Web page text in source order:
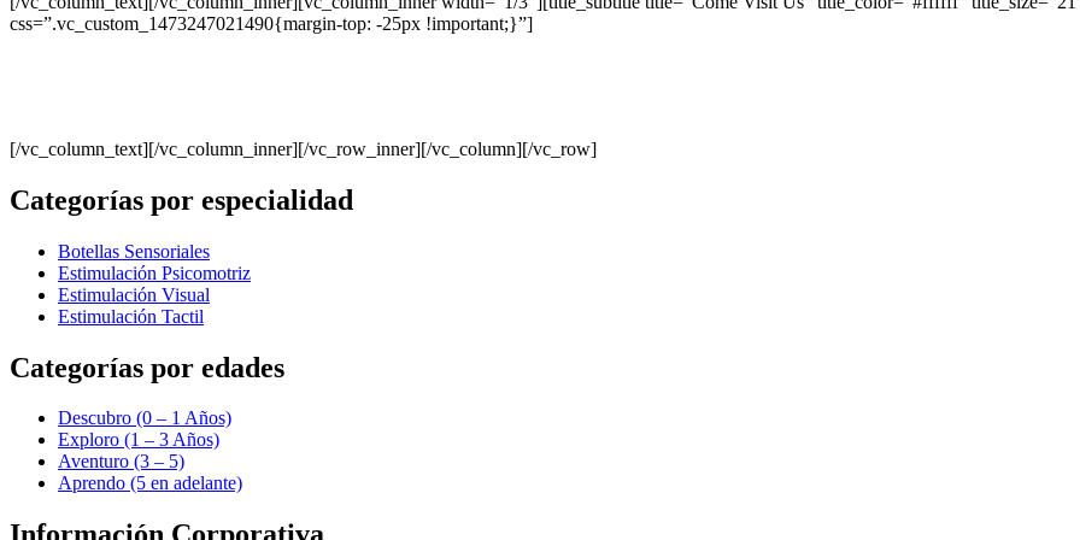
css=”.vc_custom_1473247021490{margin-top: -25px !important;}”]
[/vc_column_text][/vc_column_inner][/vc_row_inner][/vc_column][/vc_row]
Categorías por especialidad
Botellas Sensoriales
Estimulación Psicomotriz
Estimulación Visual
Estimulación Tactil
Categorías por edades
Descubro (0 – 1 Años)
Exploro (1 – 3 Años)
Aventuro (3 – 5)
Aprendo (5 en adelante)